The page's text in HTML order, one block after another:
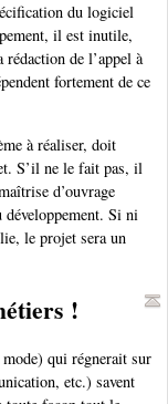
du logiciel
il est inutile,
de l’appel à
fortement de ce
à réaliser, doit
S’il ne le fait pas, il
d’ouvrage
développement. Si ni
le projet sera un
!
qui régnerait sur
etc.) savent